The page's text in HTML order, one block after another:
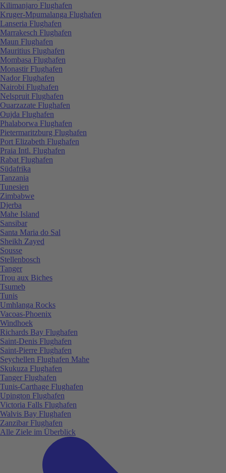
Kilimanjaro Flughafen
Kruger-Mpumalanga Flughafen
Lanseria Flughafen
Marrakesch Flughafen
Maun Flughafen
Mauritius Flughafen
Mombasa Flughafen
Monastir Flughafen
Nador Flughafen
Nairobi Flughafen
Nelspruit Flughafen
Ouarzazate Flughafen
Oujda Flughafen
Phalaborwa Flughafen
Pietermaritzburg Flughafen
Port Elizabeth Flughafen
Praia Intl. Flughafen
Rabat Flughafen
Südafrika
Tanzania
Tunesien
Zimbabwe
Djerba
Mahe Island
Sansibar
Santa Maria do Sal
Sheikh Zayed
Sousse
Stellenbosch
Tanger
Trou aux Biches
Tsumeb
Tunis
Umhlanga Rocks
Vacoas-Phoenix
Windhoek
Richards Bay Flughafen
Saint-Denis Flughafen
Saint-Pierre Flughafen
Seychellen Flughafen Mahe
Skukuza Flughafen
Tanger Flughafen
Tunis-Carthage Flughafen
Upington Flughafen
Victoria Falls Flughafen
Walvis Bay Flughafen
Zanzibar Flughafen
Alle Ziele im Überblick